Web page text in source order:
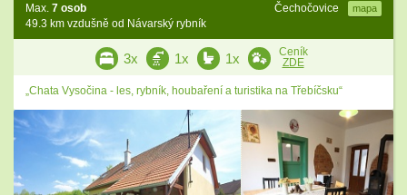
Čechočovice mapa
Max. 7 osob
49.3 km vzdušně od Návarský rybník
3x 1x 1x
Ceník
ZDE
„Chata Vysočina - les, rybník, houbaření a turistika na Třebíčsku“